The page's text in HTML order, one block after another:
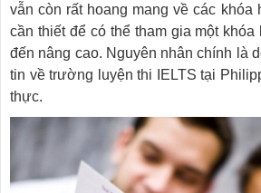
vẫn còn rất hoang mang về các khóa
cần thiết để có thể tham gia một
đến nâng cao. Nguyên nhân chính là
tin về trường luyện thi IELTS tại
thực.